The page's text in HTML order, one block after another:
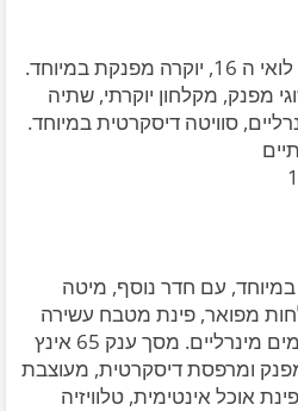
סוויטה שעוצבה בהשראת לואי ה 16, יוקרה מפנקת במיוחד.
מפנק, מקלחון יוקרתי, שתיה
סוויטה דיסקרטית במיוחד.
במיוחד, עם חדר נוסף, מיטה
מפואר, פינת מטבח עשירה
במוצרי קפה, שתיה קלה ומים מינרליים. מסך ענק 65 אינץ
ומרפסת דיסקרטית, מעוצבת
אוכל אינטימית, טלוויזיה